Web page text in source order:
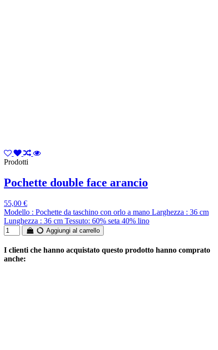
Prodotti
Pochette double face arancio
55,00 €
Modello : Pochette da taschino con orlo a mano Larghezza : 36 cm
Lunghezza : 36 cm Tessuto: 60% seta 40% lino
Aggiungi al carrello
I clienti che hanno acquistato questo prodotto hanno comprato
anche: